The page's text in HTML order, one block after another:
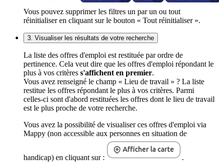
Vous pouvez supprimer les filtres un par un ou tout
réinitialiser en cliquant sur le bouton « Tout réinitialiser ».
3. Visualiser les résultats de votre recherche
La liste des offres d'emploi est restituée par ordre de
pertinence. Cela veut dire que les offres d'emploi répondant le
plus à vos critères s'affichent en premier.
Vous avez renseigné le champ « Lieu de travail » ? La liste
restitue les offres répondant le plus à vos critères. Parmi
celles-ci sont d'abord restituées les offres dont le lieu de travail
est le plus proche de votre recherche.
Vous avez la possibilité de visualiser ces offres d'emploi via
Mappy (non accessible aux personnes en situation de
handicap) en cliquant sur :
.